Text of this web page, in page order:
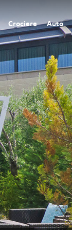
Crociere Auto